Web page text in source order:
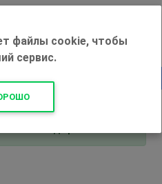
₽
магазин работает по
файлы cookie, чтобы
сервис.